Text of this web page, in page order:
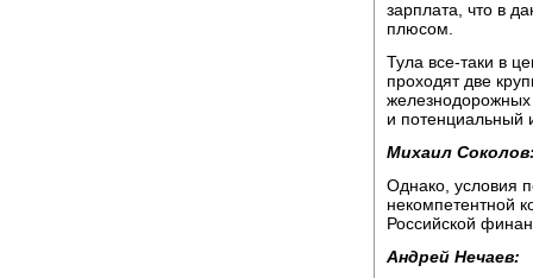
зарплата, что в
плюсом.
Тула все-таки в
проходят две
и потенциальный
Михаил
Однако, условия
некомпетентной
Российской
Андрей Нечаев: